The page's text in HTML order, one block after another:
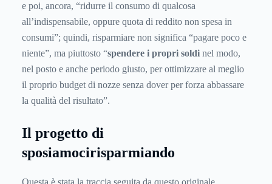
e poi, ancora, “ridurre il consumo di qualcosa
all’indispensabile, oppure quota di reddito non spesa in
consumi”; quindi, risparmiare non significa “pagare poco e
niente”, ma piuttosto “spendere i propri soldi nel modo,
nel posto e anche periodo giusto, per ottimizzare al meglio
il proprio budget di nozze senza dover per forza abbassare
la qualità del risultato”.
Il progetto di
sposiamocirisparmiando